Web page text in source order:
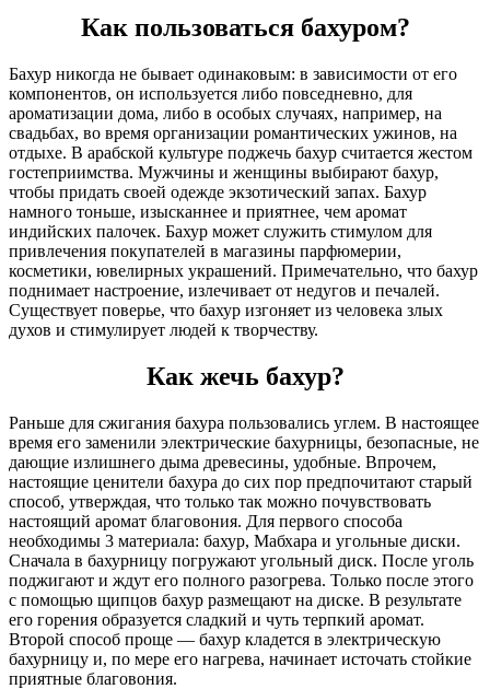
Как пользоваться бахуром?
Бахур никогда не бывает одинаковым: в зависимости от его
компонентов, он используется либо повседневно, для
ароматизации дома, либо в особых случаях, например, на
свадьбах, во время организации романтических ужинов, на
отдыхе. В арабской культуре поджечь бахур считается жестом
гостеприимства. Мужчины и женщины выбирают бахур,
чтобы придать своей одежде экзотический запах. Бахур
намного тоньше, изысканнее и приятнее, чем аромат
индийских палочек. Бахур может служить стимулом для
привлечения покупателей в магазины парфюмерии,
косметики, ювелирных украшений. Примечательно, что бахур
поднимает настроение, излечивает от недугов и печалей.
Существует поверье, что бахур изгоняет из человека злых
духов и стимулирует людей к творчеству.
Как жечь бахур?
Раньше для сжигания бахура пользовались углем. В настоящее
время его заменили электрические бахурницы, безопасные, не
дающие излишнего дыма древесины, удобные. Впрочем,
настоящие ценители бахура до сих пор предпочитают старый
способ, утверждая, что только так можно почувствовать
настоящий аромат благовония. Для первого способа
необходимы 3 материала: бахур, Мабхара и угольные диски.
Сначала в бахурницу погружают угольный диск. После уголь
поджигают и ждут его полного разогрева. Только после этого
с помощью щипцов бахур размещают на диске. В результате
его горения образуется сладкий и чуть терпкий аромат.
Второй способ проще — бахур кладется в электрическую
бахурницу и, по мере его нагрева, начинает источать стойкие
приятные благовония.